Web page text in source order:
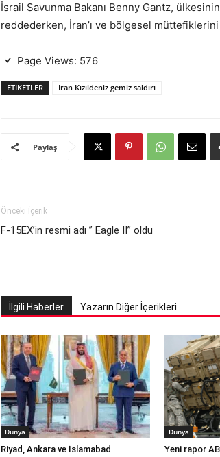
İsrail Savunma Bakanı Benny Gantz, ülkesinin
reddederken, İran’ı ve bölgesel
Page Views: 576
ETIKETLER İran Kızıldeniz gemiz saldırı
Paylaş
Önceki İçerik
F-15EX’in resmi adı ” Eagle II” oldu
İlgili Haberler Yazarın Diğer İçerikleri
Dünya
Riyad, Ankara ve İslamabad
Dünya
Yeni rapor